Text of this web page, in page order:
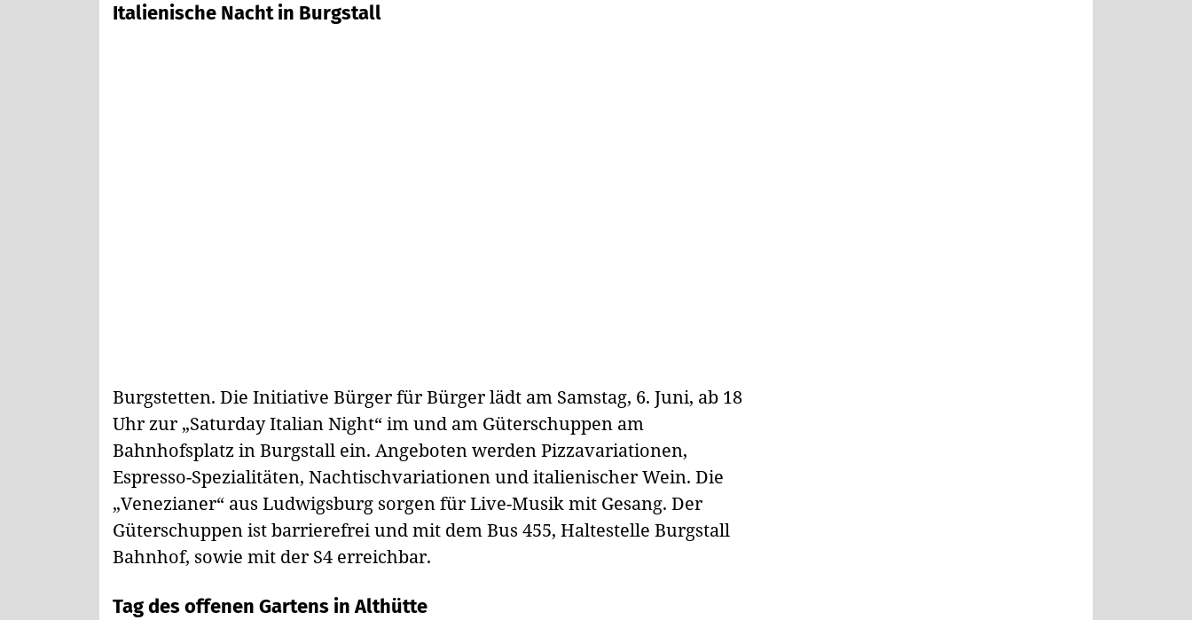
Italienische Nacht in Burgstall
Burgstetten. Die Initiative Bürger für Bürger lädt am Samstag, 6. Juni, ab 18
Uhr zur „Saturday Italian Night“ im und am Güterschuppen am
Bahnhofsplatz in Burgstall ein. Angeboten werden Pizzavariationen,
Espresso-Spezialitäten, Nachtischvariationen und italienischer Wein. Die
„Venezianer“ aus Ludwigsburg sorgen für Live-Musik mit Gesang. Der
Güterschuppen ist barrierefrei und mit dem Bus 455, Haltestelle Burgstall
Bahnhof, sowie mit der S4 erreichbar.
Tag des offenen Gartens in Althütte